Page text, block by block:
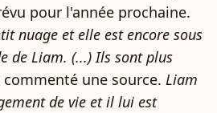
pour l'année prochaine.
nuage et elle est encore sous
de Liam. (...) Ils sont plus
commenté une source. Liam
de vie et il lui est